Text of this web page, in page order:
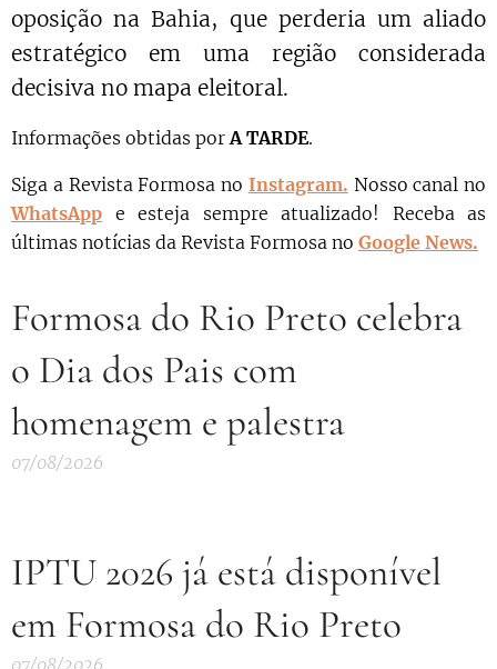
oposição na Bahia, que perderia um aliado
estratégico em uma região considerada
decisiva no mapa eleitoral.
Informações obtidas porA TARDE.
Siga a Revista Formosa no Instagram. Nosso canal no
WhatsApp e esteja sempre atualizado! Receba as
últimas notícias da Revista Formosa no Google News.
Formosa do Rio Preto celebra
o Dia dos Pais com
homenagem e palestra
07/08/2026
IPTU 2026 já está disponível
em Formosa do Rio Preto